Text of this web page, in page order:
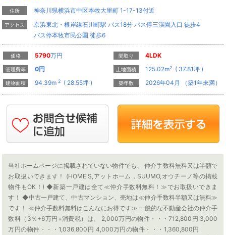
住所 神奈川県横浜市中区本牧大里町 1-17-13付近
アクセス
京浜東北・根岸線石川町駅 バス18分 バス停三渓園入口 徒歩4
バス停本牧市民公園 徒歩6
価格 5790万円
管理費等 0円
建物面積 94.39m 2( 28.55坪 )
間取り 4LDK
土地面積 125.02m2 ( 37.81坪 )
築年数 2026年04月 （築1年未満）
当社ホームページに掲載されていない物件でも、 仲介手数料無料又は半額で
お取扱いできます！ (HOME'S,アットホーム，SUUMO,オウチーノ等の掲載
物件もOK！) ◆新築一戸建は全て≪仲介手数料無料！≫でお取扱いできま
す！ ◆中古一戸建て、中古マンション、売地は≪仲介手数料半額又は無料≫
です！ ≪仲介手数料無料はこんなにお得です≫ 一般的な不動産会社の仲介手
数料（3％+6万円+消費税）は、 2,000万円の物件・・・712,800円 3,000
万円の物件・・・1,036,800円 4,000万円の物件・・・1,360,800円